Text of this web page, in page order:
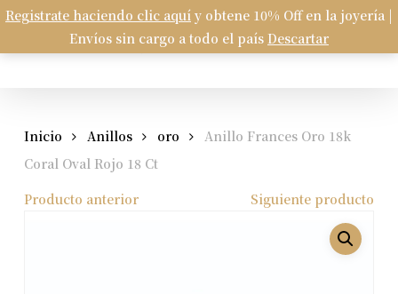
Registrate haciendo clic aquí y obtene 10% Off en la joyería |
Envíos sin cargo a todo el país Descartar
Skip
main
search
Carrito Cart
Inicio Anillos oro
Anillo Frances Oro 18k
Coral Oval Rojo 18 Ct
Producto anterior
Siguiente producto